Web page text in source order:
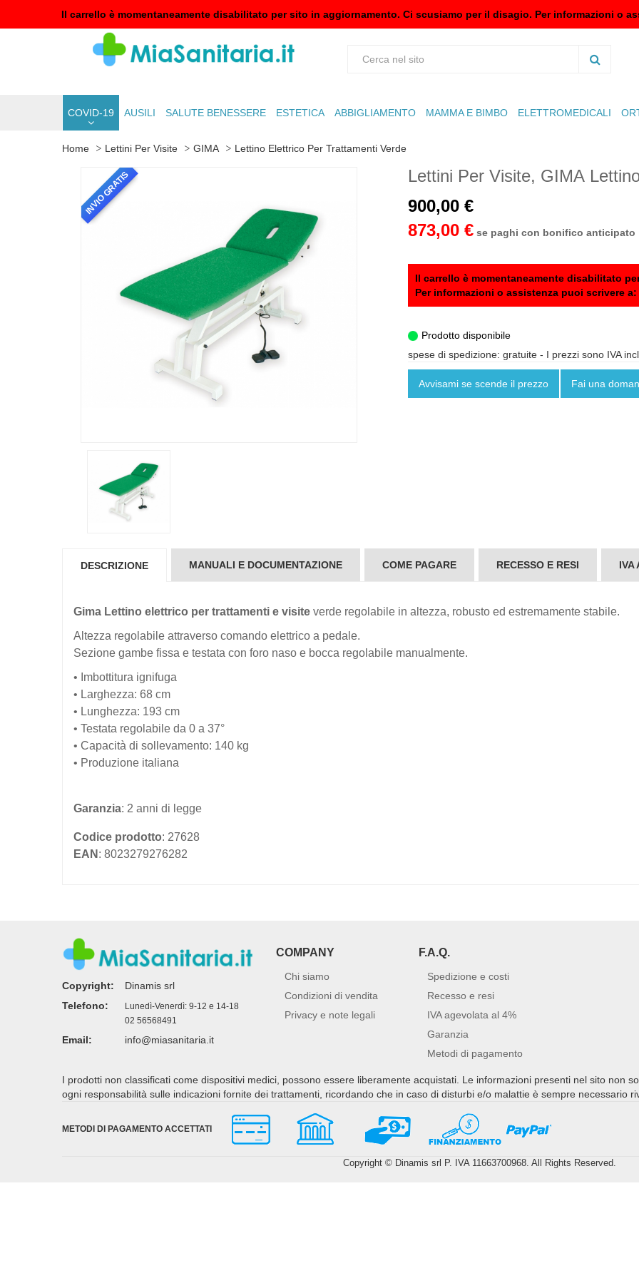
Il carrello è momentaneamente disabilitato per sito in aggiornamento. Ci scusiamo per il disagio. Per informazioni o
COVID-19 AUSILI SALUTE BENESSERE ESTETICA ABBIGLIAMENTO MAMMA E BIMBO ELETTROMEDICALI
Home Lettini Per Visite GIMA Lettino Elettrico Per Trattamenti Verde
INVIO GRATIS
Lettini Per Visite, GIMA
900,00 €
873,00 € se paghi con bonifico anticipato
Il carrello è momentaneamente disabilitato
Per informazioni o assistenza puoi scrivere a:
Prodotto disponibile
spese di spedizione: gratuite - I prezzi sono IVA
Avvisami se scende il prezzo Fai una
DESCRIZIONE MANUALI E DOCUMENTAZIONE COME PAGARE RECESSO E RESI IVA
Gima Lettino elettrico per trattamenti e visite verde regolabile in altezza, robusto ed estremamente stabile.
Altezza regolabile attraverso comando elettrico a pedale.
Sezione gambe fissa e testata con foro naso e bocca regolabile manualmente.
• Imbottitura ignifuga
• Larghezza: 68 cm
• Lunghezza: 193 cm
• Testata regolabile da 0 a 37°
• Capacità di sollevamento: 140 kg
• Produzione italiana
Garanzia: 2 anni di legge
Codice prodotto: 27628
EAN : 8023279276282
Copyright:
Dinamis srl
Telefono:
Lunedì-Venerdì: 9-12 e 14-18
02 56568491
Email: info@miasanitaria.it
COMPANY
Chi siamo
Condizioni di vendita
Privacy e note legali
F.A.Q.
Spedizione e costi
Recesso e resi
IVA agevolata al 4%
Garanzia
Metodi di pagamento
I prodotti non classificati come dispositivi medici, possono essere liberamente acquistati. Le informazioni presenti nel sito non
ogni responsabilità sulle indicazioni fornite dei trattamenti, ricordando che in caso di disturbi e/o malattie è sempre necessario
METODI DI PAGAMENTO ACCETTATI
Copyright © Dinamis srl P. IVA 11663700968. All Rights Reserved.